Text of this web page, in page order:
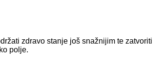
zdravo stanje još snažnijim te zatvoriti
polje.